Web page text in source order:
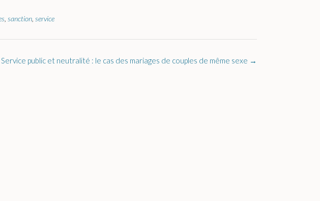
sanction service
Service public et neutralité : le cas des mariages de couples de même sexe →